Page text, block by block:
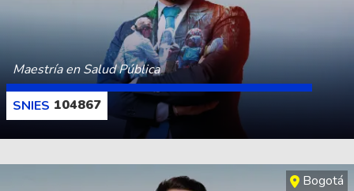
Maestría en Salud Pública
104867
CONOCE MÁS
Bogotá